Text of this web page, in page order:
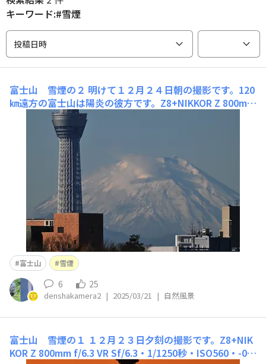
キーワード:#雪煙
投稿日時
富士山 雪煙の２ 明けて１２月２４日朝の撮影です。120
㎞遠方の富士山は陽炎の彼方です。Z8+NIKKOR Z 800mm
f/6.3 VR Sf/6.3・1/2500秒・ISO320・+0.3・換算1200m
富士山 雪煙
6 25
denshakamera2 | 2025/03/21 | 自然風景
富士山 雪煙の１ １２月２３日夕刻の撮影です。Z8+NIK
KOR Z 800mm f/6.3 VR Sf/6.3・1/1250秒・ISO560・-0.